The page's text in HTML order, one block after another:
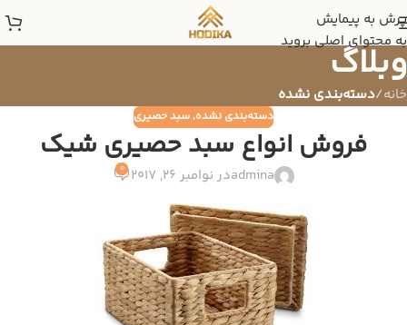
پرش به پیمایش
به محتوای اصلی بروید
وبلاگ
خانه/دسته‌بندی نشده
دسته‌بندی نشده,سبد حصیری
فروش انواع سبد حصیری شیک
adminaدر نوامبر 26, 2017 0